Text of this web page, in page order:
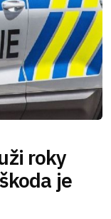
roky
je